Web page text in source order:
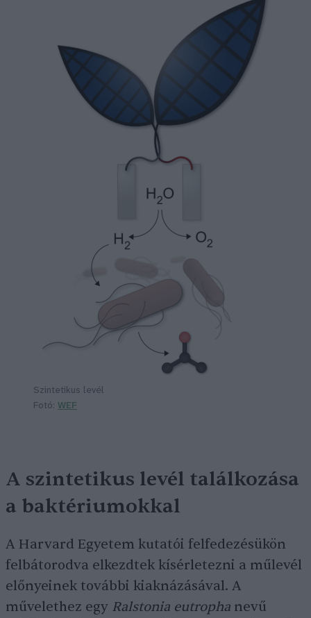
Szintetikus levél
Fotó: WEF
A szintetikus levél találkozása
a baktériumokkal
A Harvard Egyetem kutatói felfedezésükön
felbátorodva elkezdtek kísérletezni a műlevél
előnyeinek további kiaknázásával. A
művelethez egy Ralstonia eutropha nevű